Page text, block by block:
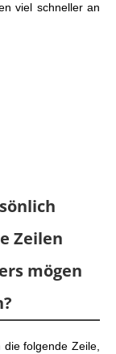
viel schneller an
Zeilen
mögen
folgende Zeile,